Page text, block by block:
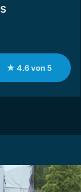
★ 4.6 von 5